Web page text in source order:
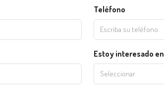
Teléfono
Estoy interesado en
Seleccionar